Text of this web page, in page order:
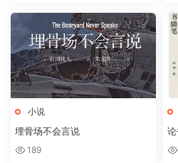
小说
埋骨场不会言说
189